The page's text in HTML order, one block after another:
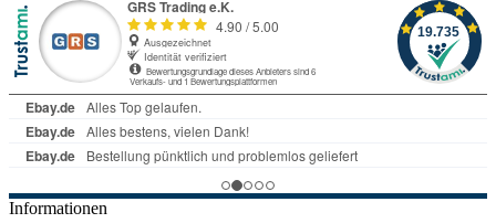
Informationen